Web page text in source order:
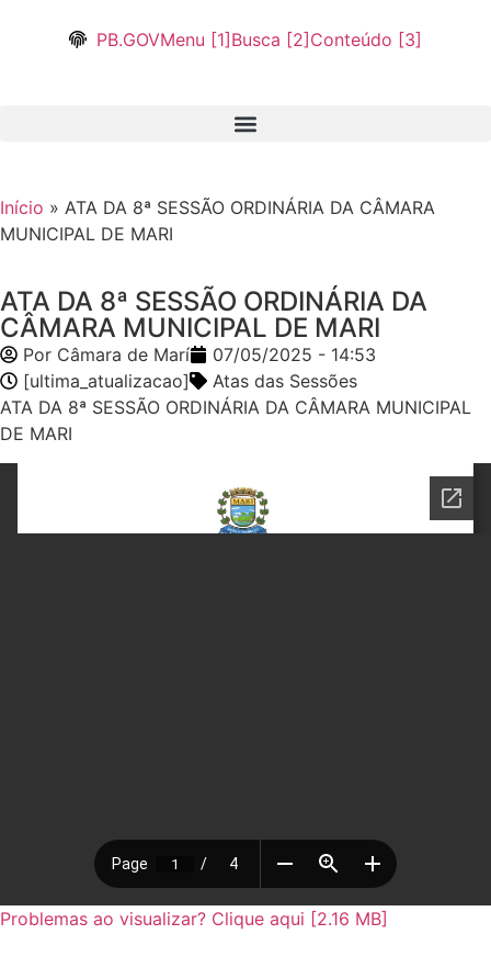
PB.GOVMenu [1] Busca [2] Conteúdo [3]
Início » ATA DA 8ª SESSÃO ORDINÁRIA DA CÂMARA
MUNICIPAL DE MARI
ATA DA 8ª SESSÃO ORDINÁRIA DA
CÂMARA MUNICIPAL DE MARI
Por Câmara de Marí
07/05/2025 - 14:53
[ultima_atualizacao]
Atas das Sessões
ATA DA 8ª SESSÃO ORDINÁRIA DA CÂMARA MUNICIPAL
DE MARI
Problemas ao visualizar? Clique aqui [2.16 MB]